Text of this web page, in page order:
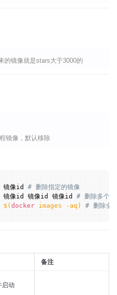
的镜像就是stars大于3000的
镜像，默认移除
镜像id # 删除指定的镜像
镜像id 镜像id 镜像id # 删除多个镜
$(docker images -aq ) # 删除全
备注
启动